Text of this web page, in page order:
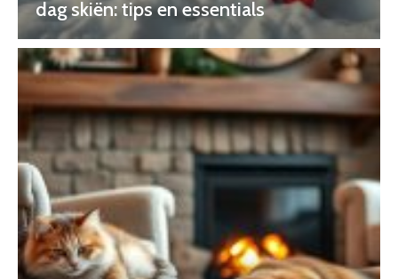
dag skiën: tips en essentials